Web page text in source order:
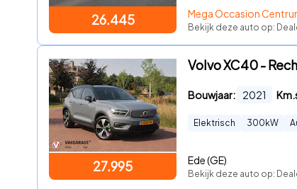
26.445 Mega Occasion
Bekijk deze auto op:
27.995
Volvo XC40 -
Bouwjaar: 2021
Elektrisch 300 kW
Ede (GE)
Bekijk deze auto op: